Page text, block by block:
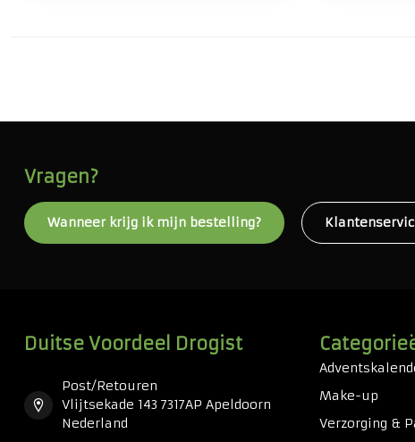
Vragen?
Wanneer krijg ik mijn bestelling?
Duitse Voordeel Drogist
Post/Retouren
Vlijtsekade 143 7317AP Apeldoorn
Nederland
Make-up
Verzorging &